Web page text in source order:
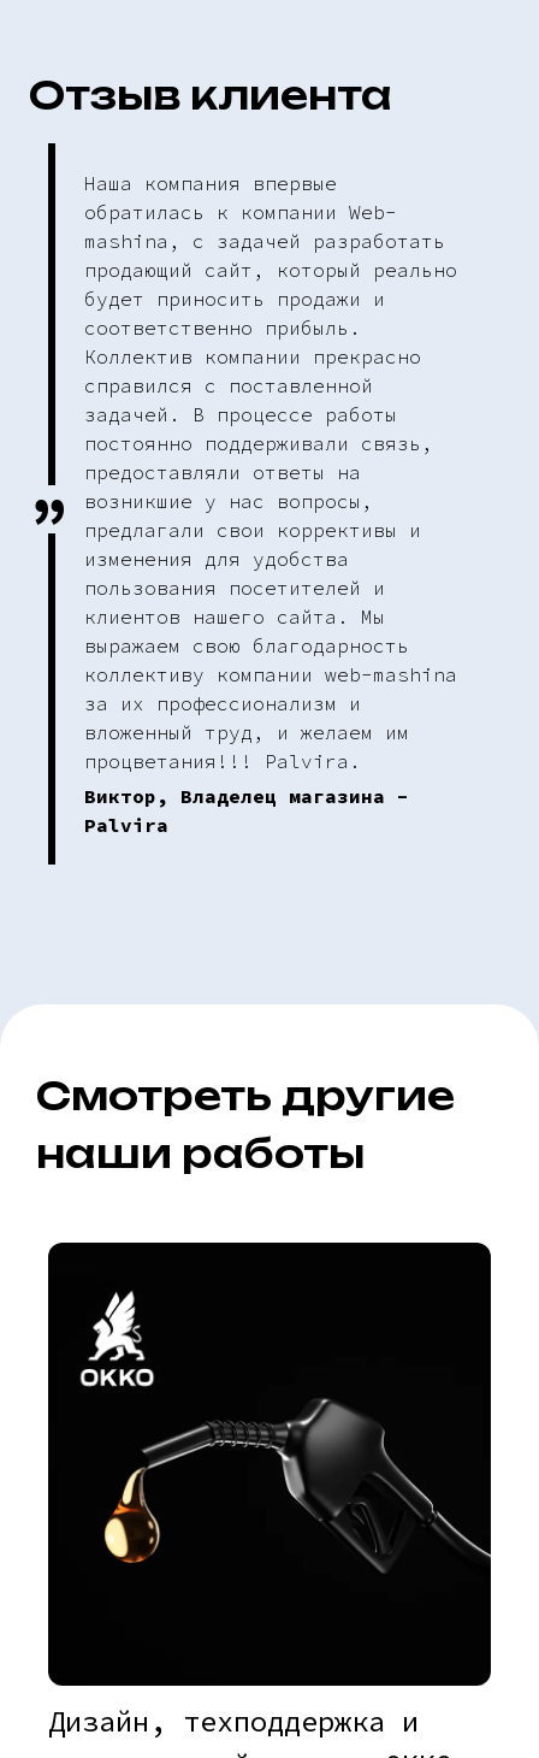
Отзыв клиента
Наша компания впервые
обратилась к компании Web-
mashina, с задачей разработать
продающий сайт, который реально
будет приносить продажи и
соответственно прибыль.
Коллектив компании прекрасно
справился с поставленной
задачей. В процессе работы
постоянно поддерживали связь,
предоставляли ответы на
возникшие у нас вопросы,
предлагали свои коррективы и
изменения для удобства
пользования посетителей и
клиентов нашего сайта. Мы
выражаем свою благодарность
коллективу компании web-mashina
за их профессионализм и
вложенный труд, и желаем им
процветания!!! Palvira.
Виктор, Владелец магазина -
Palvira
Смотреть другие
наши работы
Дизайн, техподдержка и